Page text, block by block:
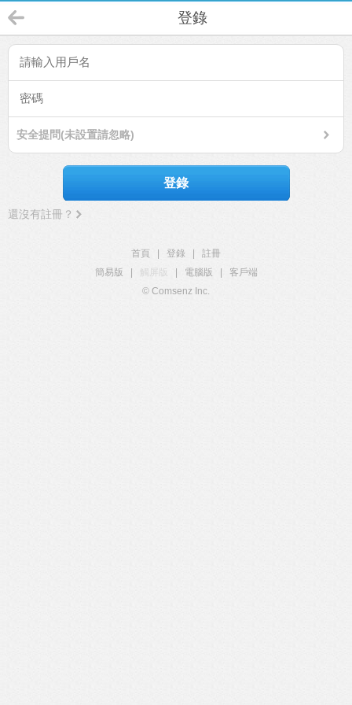
登錄
安全提問(未設置請忽略)
登錄
還沒有註冊？
首頁 登錄
註冊
簡易版
觸屏版 電腦版
客戶端
© Comsenz Inc.